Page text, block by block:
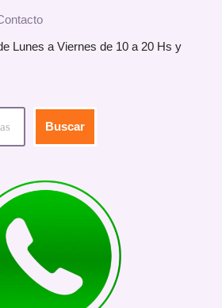
Lunes a Viernes de 10 a 20 Hs y
Buscar